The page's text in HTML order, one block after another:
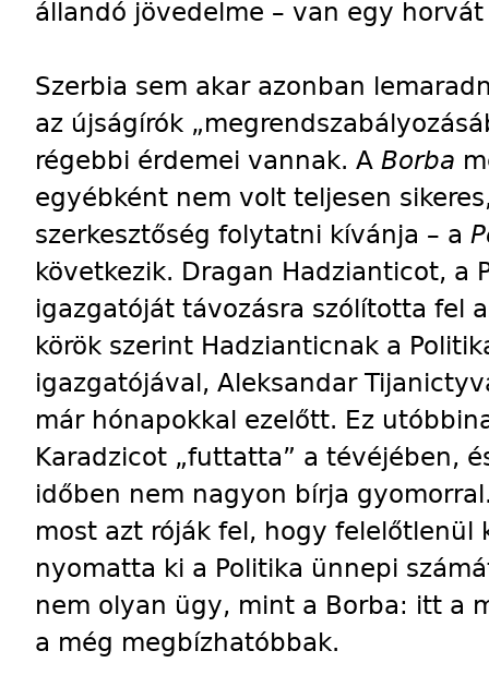
állandó jövedelme – van egy
Szerbia sem akar azonban
az újságírók
régebbi érdemei vannak. A Borba
egyébként nem volt teljesen
szerkesztőség folytatni kívánja – a
következik. Dragan Hadzianticot, a
igazgatóját távozásra szólította fel
körök szerint Hadzianticnak a
igazgatójával, Aleksandar
már hónapokkal ezelőtt. Ez
Karadzicot „futtatta” a tévéjében,
időben nem nagyon bírja
most azt róják fel, hogy felelőtlenül
nyomatta ki a Politika ünnepi
nem olyan ügy, mint a Borba: itt a
a még megbízhatóbbak.